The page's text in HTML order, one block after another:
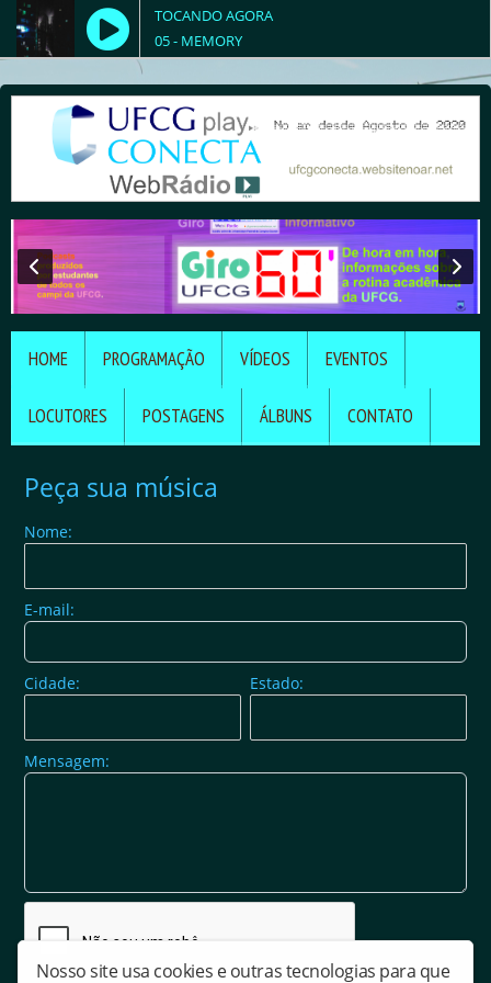
TOCANDO AGORA
05 - MEMORY
HOME PROGRAMAÇÃO VÍDEOS EVENTOS
LOCUTORES POSTAGENS ÁLBUNS CONTATO
Peça sua música
Nome:
E-mail:
Cidade: Estado:
Mensagem:
Nosso site usa cookies e outras tecnologias para que